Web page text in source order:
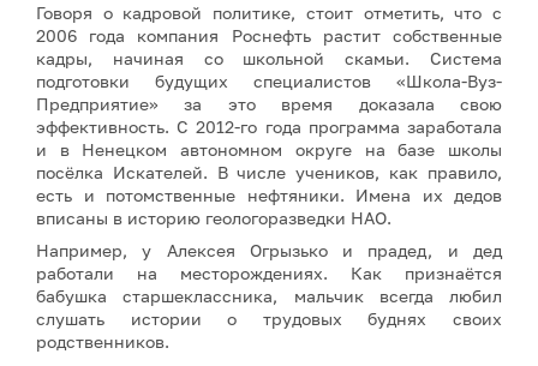
Говоря о кадровой политике, стоит отметить, что с
2006 года компания Роснефть растит собственные
кадры, начиная со школьной скамьи. Система
подготовки будущих специалистов «Школа-Вуз-
Предприятие» за это время доказала свою
эффективность. С 2012-го года программа заработала
и в Ненецком автономном округе на базе школы
посёлка Искателей. В числе учеников, как правило,
есть и потомственные нефтяники. Имена их дедов
вписаны в историю геологоразведки НАО.
Например, у Алексея Огрызько и прадед, и дед
работали на месторождениях. Как признаётся
бабушка старшеклассника, мальчик всегда любил
слушать истории о трудовых буднях своих
родственников.